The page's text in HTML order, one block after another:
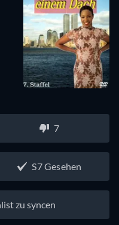
7
S7 Gesehen
zu syncen